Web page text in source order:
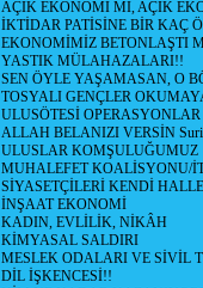
AÇIK EKONOMİ Mİ, AÇIK
İKTİDAR PATİSİNE BİR KAÇ
EKONOMİMİZ BETONLAŞTI
YASTIK MÜLAHAZALARI!!
SEN ÖYLE YAŞAMASAN, O
TOSYALI GENÇLER
ULUSÖTESİ OPERASYONLAR
ALLAH BELANIZI VERSİN
ULUSLAR KOMŞULUĞUMUZ
MUHALEFET KOALİSYONU/
SİYASETÇİLERİ KENDİ
İNŞAAT EKONOMİ
KADIN, EVLİLİK, NİKÂH
KİMYASAL SALDIRI
MESLEK ODALARI VE SİVİL
DİL İŞKENCESİ!!